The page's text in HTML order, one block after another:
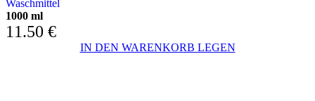
Waschmittel
1000 ml
11.50 €
IN DEN WARENKORB LEGEN